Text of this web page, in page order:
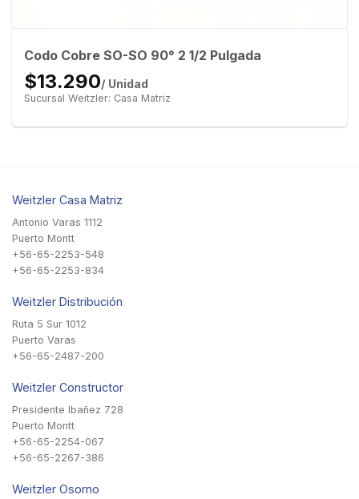
Codo Cobre SO-SO 90° 2 1/2 Pulgada
$13.290/ Unidad
Sucursal Weitzler: Casa Matriz
Weitzler Casa Matriz
Antonio Varas 1112
Puerto Montt
+56-65-2253-548
+56-65-2253-834
Weitzler Distribución
Ruta 5 Sur 1012
Puerto Varas
+56-65-2487-200
Weitzler Constructor
Presidente Ibañez 728
Puerto Montt
+56-65-2254-067
+56-65-2267-386
Weitzler Osorno